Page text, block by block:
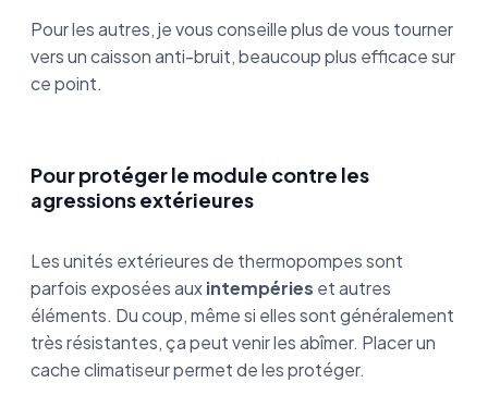
Pour les autres, je vous conseille plus de vous tourner
vers un caisson anti-bruit, beaucoup plus efficace sur
ce point.
Pour protéger le module contre les
agressions extérieures
Les unités extérieures de thermopompes sont
parfois exposées auxintempéries et autres
éléments. Du coup, même si elles sont généralement
très résistantes, ça peut venir les abîmer. Placer un
cache climatiseur permet de les protéger.